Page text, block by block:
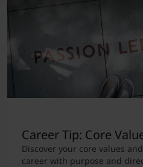
Career Tip: Core
Discover your core values
career with purpose and